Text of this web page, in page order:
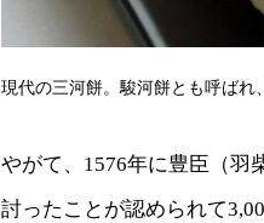
現代の三河餅。駿河餅とも呼ばれ
やがて、1576年に豊臣（羽
討ったことが認められて